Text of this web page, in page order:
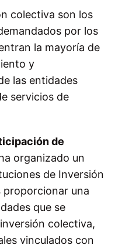
colectiva son los
por los
la mayoría de
y
las entidades
servicios de
de
organizado un
de Inversión
proporcionar una
que se
colectiva,
vinculados con